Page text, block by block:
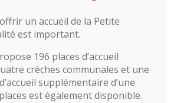
un accueil de la Petite
est important.
196 places d’accueil
crèches communales et une
supplémentaire d’une
est également disponible.